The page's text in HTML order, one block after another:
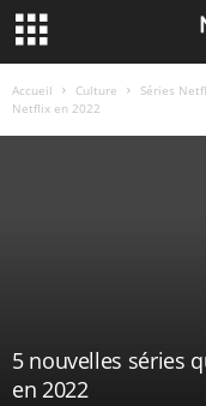
Accueil Culture Séries
Netflix en 2022
5 nouvelles séries
en 2022